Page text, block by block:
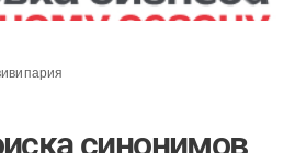
синонимов